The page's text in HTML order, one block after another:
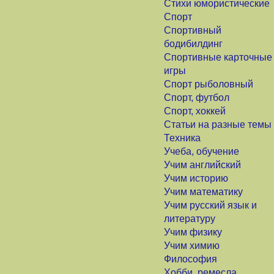
Стихи юмористические
Спорт
Спортивный
бодибилдинг
Спортивные карточные
игры
Спорт рыболовный
Спорт, футбол
Спорт, хоккей
Статьи на разные темы
Техника
Учеба, обучение
Учим английский
Учим историю
Учим математику
Учим русский язык и
литературу
Учим физику
Учим химию
Философия